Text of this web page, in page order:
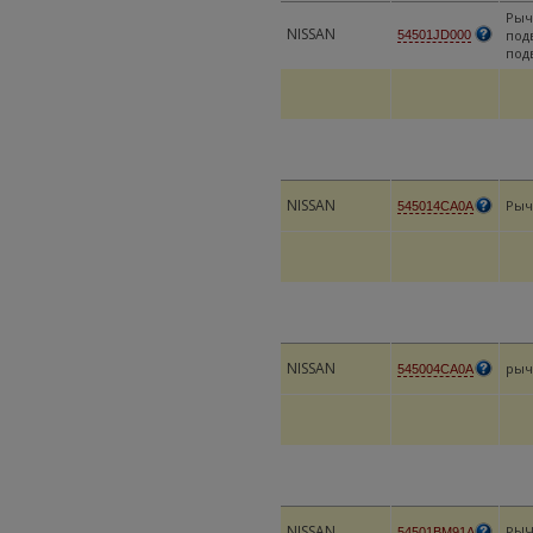
NISSAN 54501JD000
NISSAN 545014CA0A
NISSAN 545004CA0A